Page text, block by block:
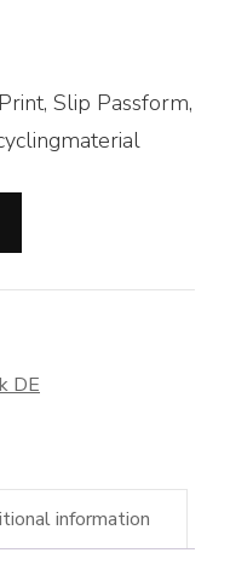
Slip Passform,
DE
information